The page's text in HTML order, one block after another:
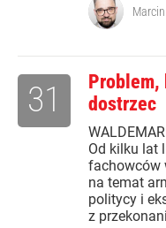
dostrzec
Od kilku lat
fachowców
na temat
politycy i
z
31